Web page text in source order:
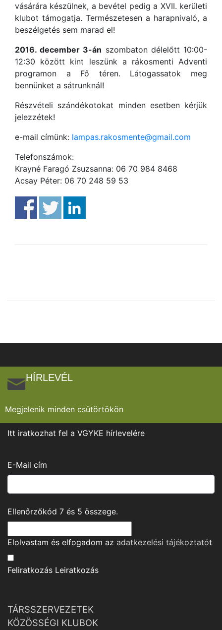
vásárára készülnek, a bevétel pedig a XVII. kerületi
klubot támogatja. Természetesen a harapnivaló, a
beszélgetés sem marad el!
2016. december 3-án szombaton délelőtt 10:00-
12:30 között kint leszünk a rákosmenti Adventi
programon a Fő téren. Látogassatok meg
bennünket a sátrunknál!
Részvételi szándékotokat minden esetben kérjük
jelezzétek!
e-mail címünk: lampas.rakosmente@gmail.com
Telefonszámok:
Krayné Faragó Zsuzsanna: 06 70 984 8468
Acsay Péter: 06 70 248 59 53
HÍRLEVÉL
Megjelenik minden csütörtökön
Itt iratkozhat fel a VGYKE hírlevelére
E-Mail cím
Ellenőrzőkód 7 és 5 összege.
Elolvastam és elfogadom az adatkezelési tájékoztatót
Feliratkozás Leiratkozás
TÁRSSZERVEZETEK
KÖZÖSSÉGI KLUBOK